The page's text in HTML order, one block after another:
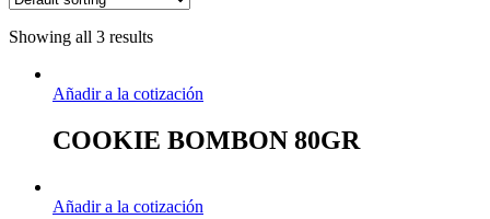
Showing all 3 results
Añadir a la cotización
COOKIE BOMBON 80GR
Añadir a la cotización